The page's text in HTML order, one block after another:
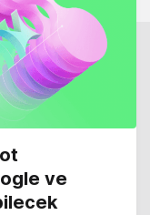
ve